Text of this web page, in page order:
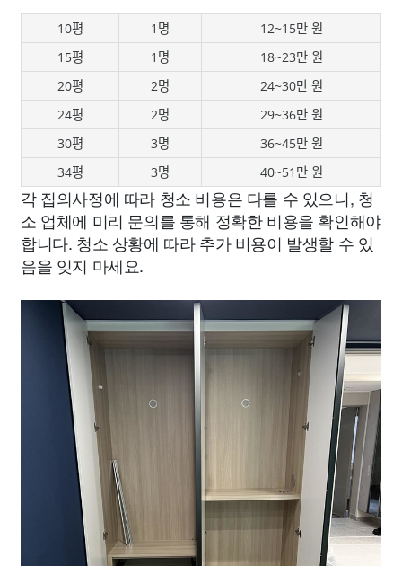
10평 1명
12~15만 원
15평
1명
18~23만 원
20평
2명
24~30만 원
24평
2명
29~36만 원
30평
3명
36~45만 원
34평
3명 40~51만 원
각 집의사정에 따라 청소 비용은 다를 수 있으니, 청
소 업체에 미리 문의를 통해 정확한 비용을 확인해야
합니다. 청소 상황에 따라 추가 비용이 발생할 수 있
음을 잊지 마세요.